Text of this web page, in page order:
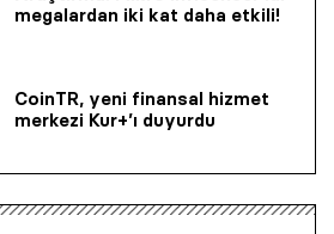
megalardan iki kat daha etkili!
CoinTR, yeni finansal hizmet
merkezi Kur+’ı duyurdu